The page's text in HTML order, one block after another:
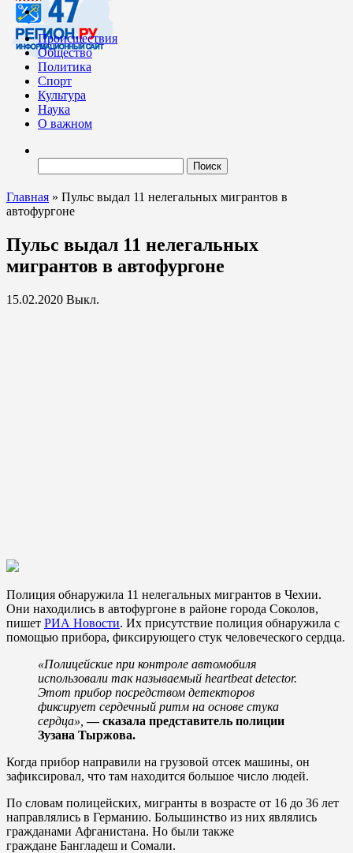
Происшествия
Общество
Политика
Спорт
Культура
Наука
О важном
Главная » Пульс выдал 11 нелегальных мигрантов в
автофургоне
Пульс выдал 11 нелегальных
мигрантов в автофургоне
15.02.2020 Выкл.
Полиция обнаружила 11 нелегальных мигрантов в Чехии.
Они находились в автофургоне в районе города Соколов,
пишет РИА Новости. Их присутствие полиция обнаружила с
помощью прибора, фиксирующего стук человеческого сердца.
«Полицейские при контроле автомобиля
использовали так называемый heartbeat detector.
Этот прибор посредством детекторов
фиксирует сердечный ритм на основе стука
сердца», — сказала представитель полиции
Зузана Тыржова.
Когда прибор направили на грузовой отсек машины, он
зафиксировал, что там находится большое число людей.
По словам полицейских, мигранты в возрасте от 16 до 36 лет
направлялись в Германию. Большинство из них являлись
гражданами Афганистана. Но были также
граждане Бангладеш и Сомали.